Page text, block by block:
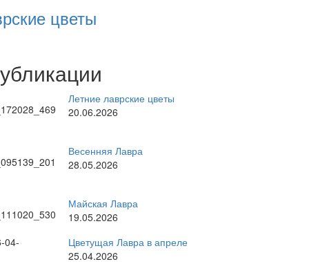
цветы
Летние лаврские цветы
20.06.2026
Весенняя Лавра
28.05.2026
Майская Лавра
19.05.2026
Цветущая Лавра в апреле
25.04.2026